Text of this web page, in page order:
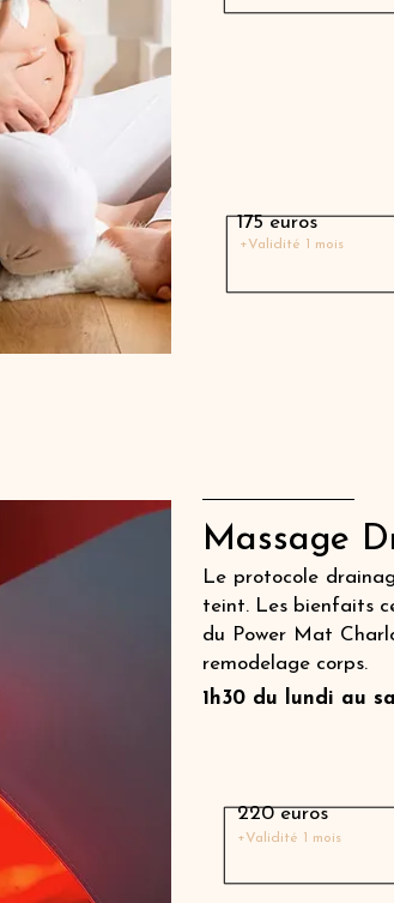
175 euros
+Validité 1 mois
Massage
Le protocole
teint. Les bienfaits
du Power Mat
remodelage corps.
1h30 du lundi au
220 euros
+Validité 1 mois